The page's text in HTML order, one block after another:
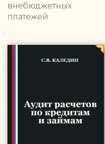
внебюджетных
платежей